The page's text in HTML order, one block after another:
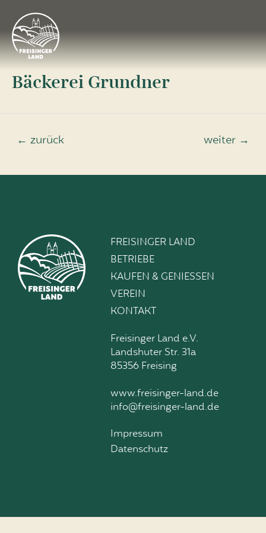
Bäckerei Grundner
← zurück weiter →
FREISINGER LAND
BETRIEBE
KAUFEN & GENIESSEN
VEREIN
KONTAKT
Freisinger Land e.V.
Landshuter Str. 31a
85356 Freising
www.freisinger-land.de
info@freisinger-land.de
Impressum
Datenschutz